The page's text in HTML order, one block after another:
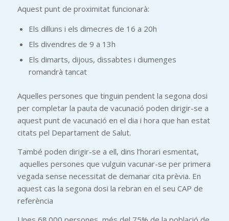
Aquest punt de proximitat funcionarà:
Els dilluns i els dimecres de 16 a 20h
Els divendres de 9 a 13h
Els dimarts, dijous, dissabtes i diumenges
romandrà tancat
Aquelles persones que tinguin pendent la segona dosi
per completar la pauta de vacunació poden dirigir-se a
aquest punt de vacunació en el dia i hora que han estat
citats pel Departament de Salut.
També poden dirigir-se a ell, dins l’horari esmentat,
aquelles persones que vulguin vacunar-se per primera
vegada sense necessitat de demanar cita prèvia. En
aquest cas la segona dosi la rebran en el seu CAP de
referència